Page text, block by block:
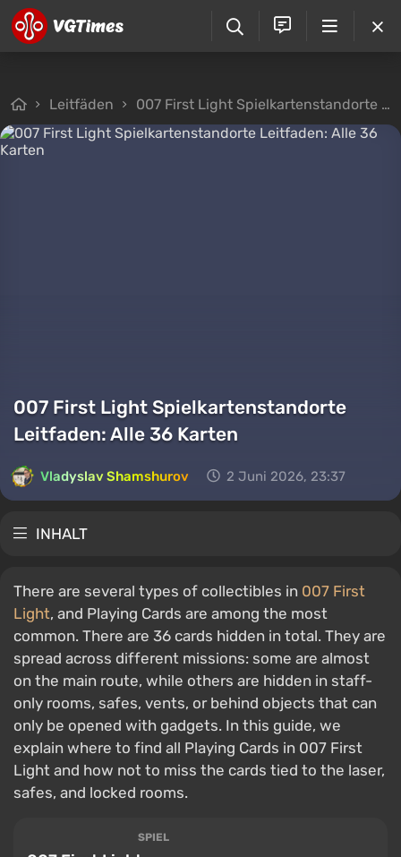
Leitfäden 007 First Light Spielkartenstandorte Leitfaden: Alle 36 Karten
007 First Light Spielkartenstandorte
Leitfaden: Alle 36 Karten
Vladyslav Shamshurov 2 Juni 2026, 23:37
INHALT
There are several types of collectibles in 007 First
Light, and Playing Cards are among the most
common. There are 36 cards hidden in total. They are
spread across different missions: some are almost
on the main route, while others are hidden in staff-
only rooms, safes, vents, or behind objects that can
only be opened with gadgets. In this guide, we
explain where to find all Playing Cards in 007 First
Light and how not to miss the cards tied to the laser,
safes, and locked rooms.
SPIEL